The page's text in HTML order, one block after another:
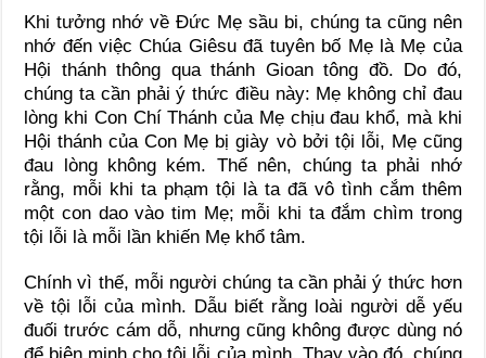
Khi tưởng nhớ về Đức Mẹ sầu bi, chúng ta cũng nên
nhớ đến việc Chúa Giêsu đã tuyên bố Mẹ là Mẹ của
Hội thánh thông qua thánh Gioan tông đồ. Do đó,
chúng ta cần phải ý thức điều này: Mẹ không chỉ đau
lòng khi Con Chí Thánh của Mẹ chịu đau khổ, mà khi
Hội thánh của Con Mẹ bị giày vò bởi tội lỗi, Mẹ cũng
đau lòng không kém. Thế nên, chúng ta phải nhớ
rằng, mỗi khi ta phạm tội là ta đã vô tình cắm thêm
một con dao vào tim Mẹ; mỗi khi ta đắm chìm trong
tội lỗi là mỗi lần khiến Mẹ khổ tâm.
Chính vì thế, mỗi người chúng ta cần phải ý thức hơn
về tội lỗi của mình. Dẫu biết rằng loài người dễ yếu
đuối trước cám dỗ, nhưng cũng không được dùng nó